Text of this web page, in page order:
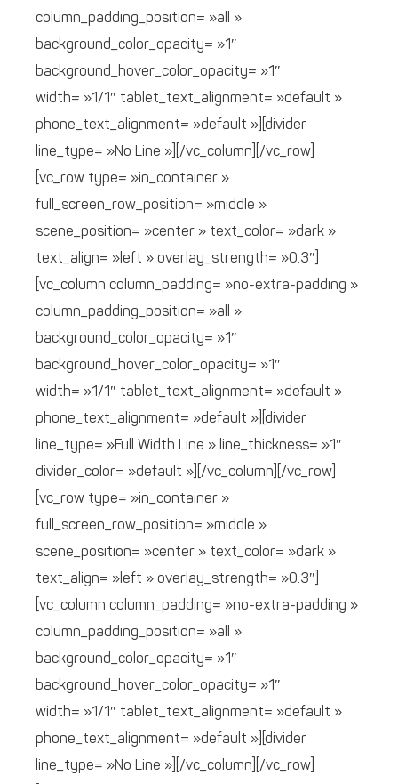
column_padding_position= »all »
background_color_opacity= »1″
background_hover_color_opacity= »1″
width= »1/1″ tablet_text_alignment= »default »
phone_text_alignment= »default »][divider
line_type= »No Line »][/vc_column][/vc_row]
[vc_row type= »in_container »
full_screen_row_position= »middle »
scene_position= »center » text_color= »dark »
text_align= »left » overlay_strength= »0.3″]
[vc_column column_padding= »no-extra-padding »
column_padding_position= »all »
background_color_opacity= »1″
background_hover_color_opacity= »1″
width= »1/1″ tablet_text_alignment= »default »
phone_text_alignment= »default »][divider
line_type= »Full Width Line » line_thickness= »1″
divider_color= »default »][/vc_column][/vc_row]
[vc_row type= »in_container »
full_screen_row_position= »middle »
scene_position= »center » text_color= »dark »
text_align= »left » overlay_strength= »0.3″]
[vc_column column_padding= »no-extra-padding »
column_padding_position= »all »
background_color_opacity= »1″
background_hover_color_opacity= »1″
width= »1/1″ tablet_text_alignment= »default »
phone_text_alignment= »default »][divider
line_type= »No Line »][/vc_column][/vc_row]